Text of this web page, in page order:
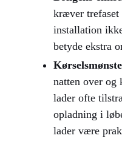
kræver
installation
betyde ekstra
natten over og
lader ofte
opladning i
lader være